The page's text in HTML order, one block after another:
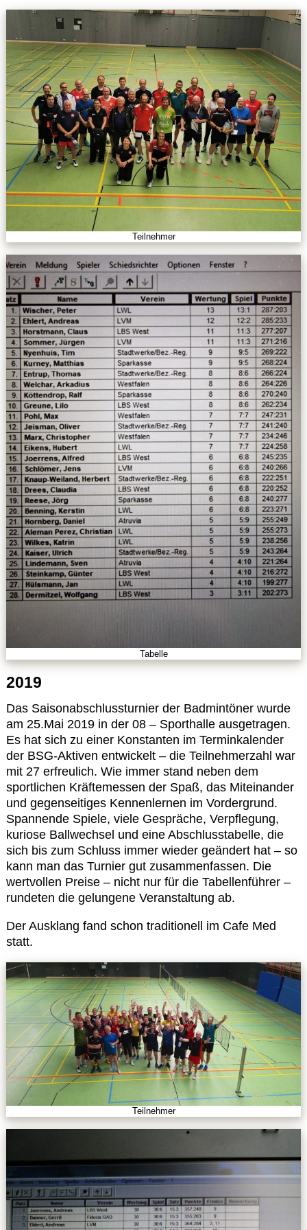
Teilnehmer
Tabelle
2019
Das Saisonabschlussturnier der Badmintöner wurde
am 25.Mai 2019 in der 08 – Sporthalle ausgetragen.
Es hat sich zu einer Konstanten im Terminkalender
der BSG-Aktiven entwickelt – die Teilnehmerzahl war
mit 27 erfreulich. Wie immer stand neben dem
sportlichen Kräftemessen der Spaß, das Miteinander
und gegenseitiges Kennenlernen im Vordergrund.
Spannende Spiele, viele Gespräche, Verpflegung,
kuriose Ballwechsel und eine Abschlusstabelle, die
sich bis zum Schluss immer wieder geändert hat – so
kann man das Turnier gut zusammenfassen. Die
wertvollen Preise – nicht nur für die Tabellenführer –
rundeten die gelungene Veranstaltung ab.
Der Ausklang fand schon traditionell im Cafe Med
statt.
Teilnehmer